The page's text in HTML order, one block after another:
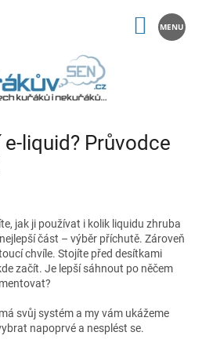
KOŠÍK
liquid? Průvodce
jak ji používat i kolik liquidu zhruba
část – výběr příchutě. Zároveň
chvíle. Stojíte před desítkami
začít. Je lepší sáhnout po něčem
svůj systém a my vám ukážeme
napoprvé a nesplést se.